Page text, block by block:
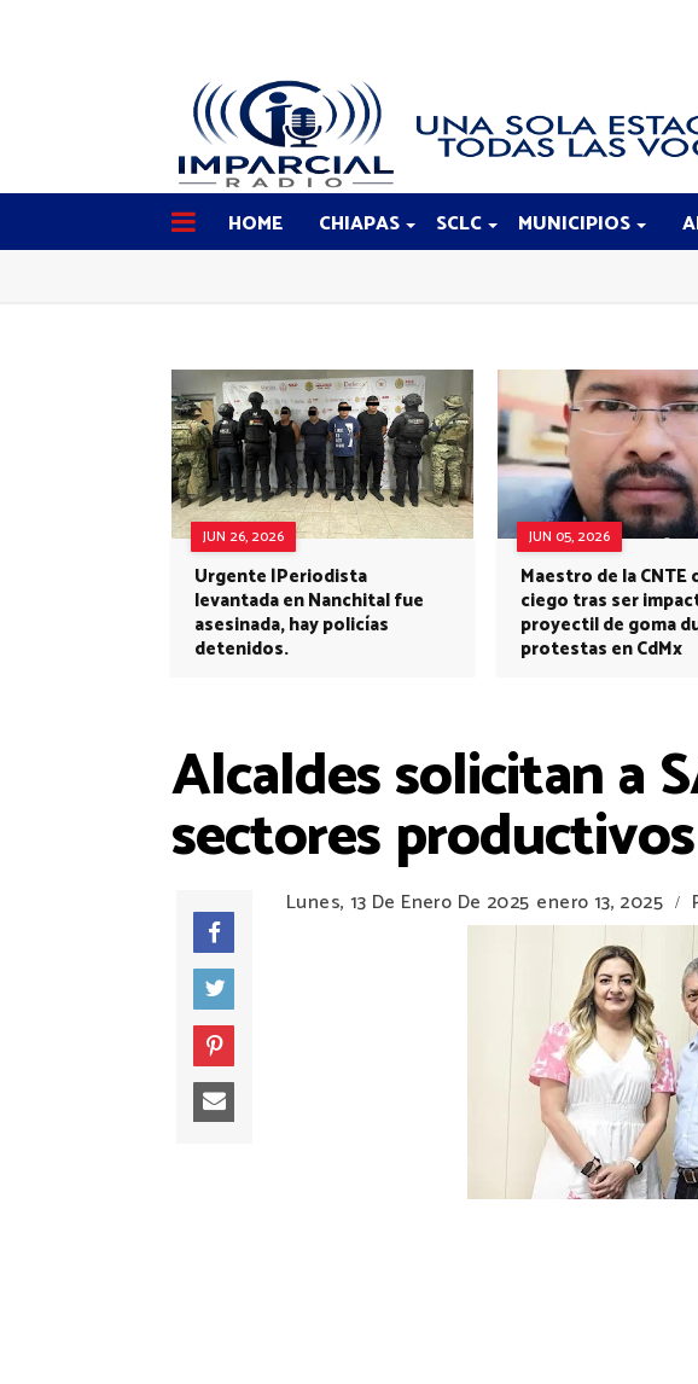
HOME CHIAPAS SCLC MUNICIPIOS
JUN 26, 2026
Urgente |Periodista
levantada en Nanchital fue
asesinada, hay policías
detenidos.
JUN 05, 2026
Maestro de la CNTE
ciego tras ser
proyectil de goma
protestas en CdMx
Alcaldes solicitan a
sectores
Lunes, 13 De Enero De 2025 enero 13, 2025 /